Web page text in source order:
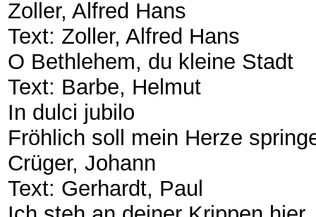
​Zoller, Alfred Hans
​Text: Zoller, Alfred Hans
​O Bethlehem, du kleine Stadt
​Text: Barbe, Helmut
​In dulci jubilo
​Fröhlich soll mein Herze
​Crüger, Johann
​Text: Gerhardt, Paul